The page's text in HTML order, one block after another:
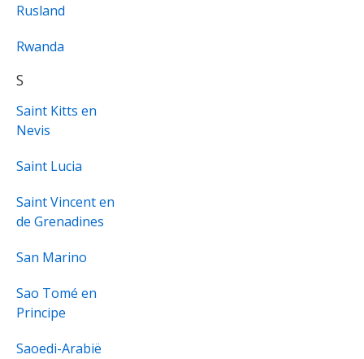
Rusland
Rwanda
S
Saint Kitts en
Nevis
Saint Lucia
Saint Vincent en
de Grenadines
San Marino
Sao Tomé en
Principe
Saoedi-Arabië